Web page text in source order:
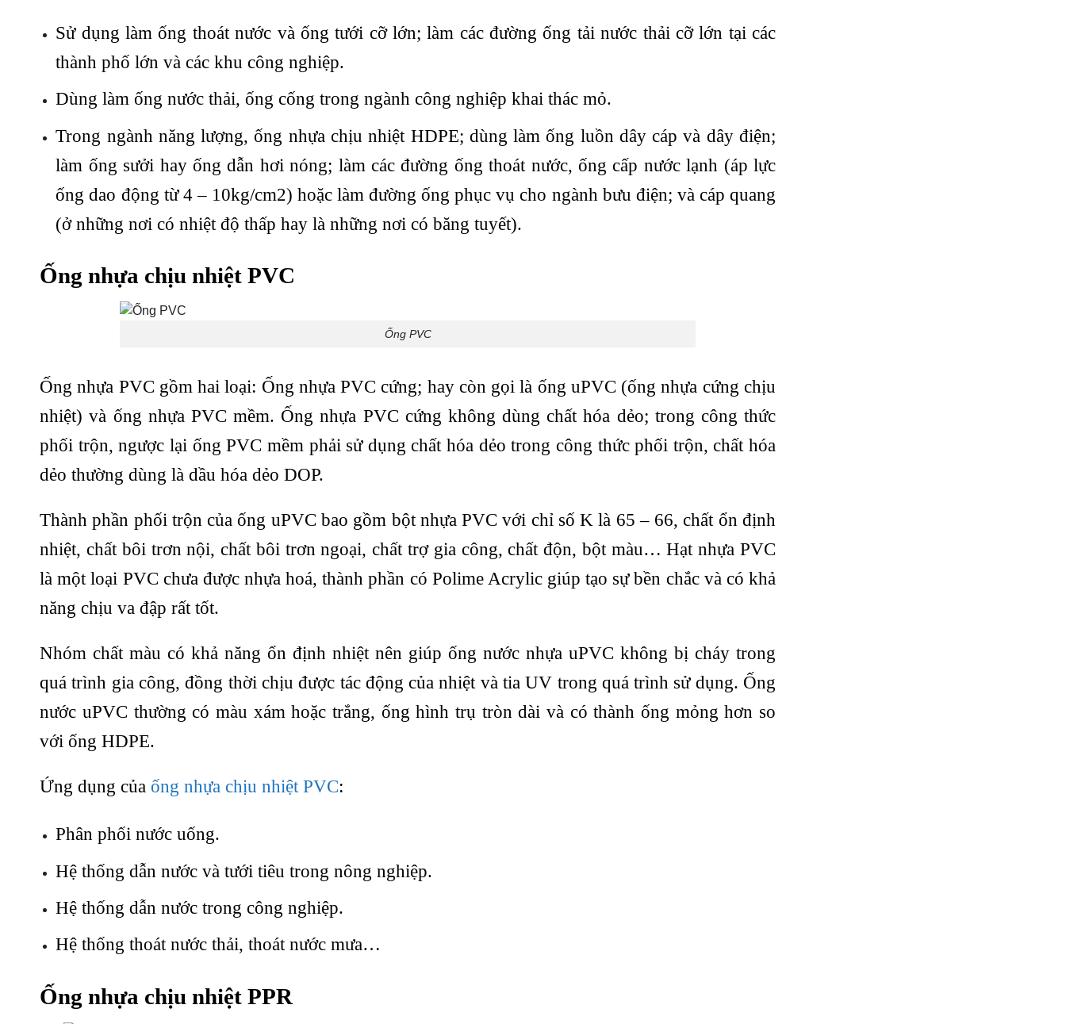
Sử dụng làm ống thoát nước và ống tưới cỡ lớn; làm các đường ống tải nước thải cỡ lớn tại các
thành phố lớn và các khu công nghiệp.
Dùng làm ống nước thải, ống cống trong ngành công nghiệp khai thác mỏ.
Trong ngành năng lượng, ống nhựa chịu nhiệt HDPE; dùng làm ống luồn dây cáp và dây điện;
làm ống sưởi hay ống dẫn hơi nóng; làm các đường ống thoát nước, ống cấp nước lạnh (áp lực
ống dao động từ 4 – 10kg/cm2) hoặc làm đường ống phục vụ cho ngành bưu điện; và cáp quang
(ở những nơi có nhiệt độ thấp hay là những nơi có băng tuyết).
Ống nhựa chịu nhiệt PVC
Ống PVC
Ống nhựa PVC gồm hai loại: Ống nhựa PVC cứng; hay còn gọi là ống uPVC (ống nhựa cứng chịu
nhiệt) và ống nhựa PVC mềm. Ống nhựa PVC cứng không dùng chất hóa dẻo; trong công thức
phối trộn, ngược lại ống PVC mềm phải sử dụng chất hóa dẻo trong công thức phối trộn, chất hóa
dẻo thường dùng là dầu hóa dẻo DOP.
Thành phần phối trộn của ống uPVC bao gồm bột nhựa PVC với chỉ số K là 65 – 66, chất ổn định
nhiệt, chất bôi trơn nội, chất bôi trơn ngoại, chất trợ gia công, chất độn, bột màu… Hạt nhựa PVC
là một loại PVC chưa được nhựa hoá, thành phần có Polime Acrylic giúp tạo sự bền chắc và có khả
năng chịu va đập rất tốt.
Nhóm chất màu có khả năng ổn định nhiệt nên giúp ống nước nhựa uPVC không bị cháy trong
quá trình gia công, đồng thời chịu được tác động của nhiệt và tia UV trong quá trình sử dụng. Ống
nước uPVC thường có màu xám hoặc trắng, ống hình trụ tròn dài và có thành ống mỏng hơn so
với ống HDPE.
Ứng dụng củaống nhựa chịu nhiệt PVC:
Phân phối nước uống.
Hệ thống dẫn nước và tưới tiêu trong nông nghiệp.
Hệ thống dẫn nước trong công nghiệp.
Hệ thống thoát nước thải, thoát nước mưa…
Ống nhựa chịu nhiệt PPR